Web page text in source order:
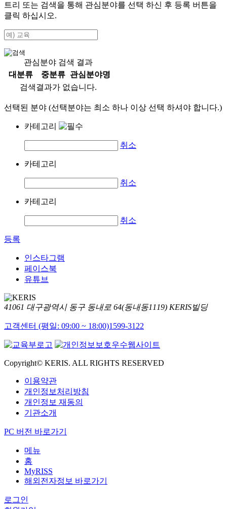
트리 또는 검색을 통해 관심분야를 선택 하신 후 등록 버튼을
클릭 하십시오.
관심분야 검색 결과
대분류
중분류
관심분야명
검색결과가 없습니다.
선택된 분야 (선택분야는 최소 하나 이상 선택 하셔야 합니다.)
카테고리
취소
카테고리
취소
카테고리
취소
등록
인스타그램
페이스북
유튜브
41061 대구광역시 동구 동내로 64(동내동1119) KERIS빌딩
고객센터 (평일: 09:00 ~ 18:00)1599-3122
Copyright© KERIS. ALL RIGHTS RESERVED
이용약관
개인정보처리방침
개인정보 재동의
기관소개
PC 버전 바로가기
메뉴
홈
MyRISS
해외전자정보 바로가기
로그인